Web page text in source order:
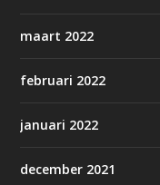
maart 2022
februari 2022
januari 2022
december 2021